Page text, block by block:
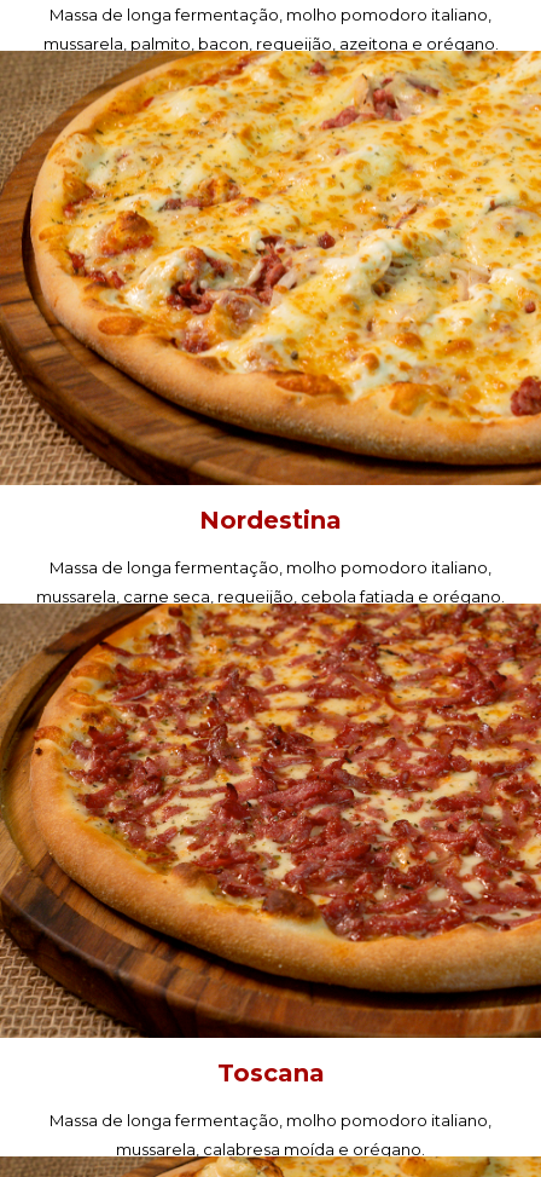
Massa de longa fermentação, molho pomodoro italiano,
mussarela, palmito, bacon, requeijão, azeitona e orégano.
PEÇA AGORA!
Nordestina
Massa de longa fermentação, molho pomodoro italiano,
mussarela, carne seca, requeijão, cebola fatiada e orégano.
PEÇA AGORA!
Toscana
Massa de longa fermentação, molho pomodoro italiano,
mussarela, calabresa moída e orégano.